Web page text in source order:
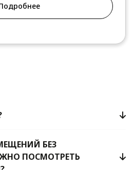
БЕЗ
ПОСМОТРЕТЬ